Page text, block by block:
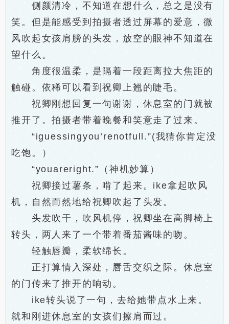
侧颜清冷，不知道在想什么，总之是没有
笑。但是能感受到拍摄者透过屏幕的爱意，微
风吹起女孩肩膀的头发，放空的眼神不知道在
望什么。
角度很温柔，是隔着一段距离拉大焦距的
触碰。依稀可以看到祝卿上翘的睫毛。
祝卿刚想回复一句谢谢，休息室的门就被
推开了。拍摄者带着晚餐和笑意走了过来。
“iguessingyou’renotfull.”(我猜你肯定没
吃饱。）
“youareright.”（神机妙算）
祝卿接过薯条，啃了起来。ike拿起吹风
机，自然而然地给祝卿吹起了头发。
头发吹干，吹风机停，祝卿坐在高脚椅上
转头，两人来了一个带着番茄酱味的吻。
轻触唇瓣，柔软绵长。
正打算情入深处，唇舌交织之际。休息室
的门传来了推开的响动。
ike转头说了一句，去给她带点水上来。
就和刚进休息室的女孩们擦肩而过。